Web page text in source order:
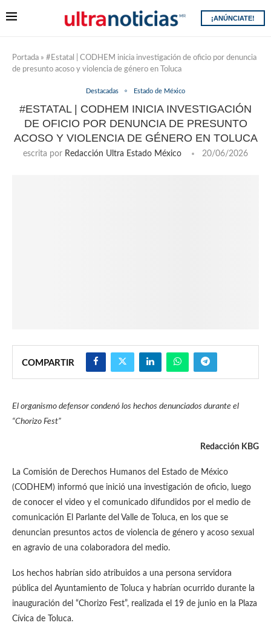
¡ANÚNCIATE!
Portada » #Estatal | CODHEM inicia investigación de oficio por denuncia
de presunto acoso y violencia de género en Toluca
Destacadas Estado de México
#ESTATAL | CODHEM INICIA INVESTIGACIÓN
DE OFICIO POR DENUNCIA DE PRESUNTO
ACOSO Y VIOLENCIA DE GÉNERO EN TOLUCA
escrita por Redacción Ultra Estado México 20/06/2026
COMPARTIR
El organismo defensor condenó los hechos denunciados durante el
“Chorizo Fest”
Redacción KBG
La Comisión de Derechos Humanos del Estado de México
(CODHEM) informó que inició una investigación de oficio, luego
de conocer el video y el comunicado difundidos por el medio de
comunicación El Parlante del Valle de Toluca, en los que se
denuncian presuntos actos de violencia de género y acoso sexual
en agravio de una colaboradora del medio.
Los hechos habrían sido atribuidos a una persona servidora
pública del Ayuntamiento de Toluca y habrían ocurrido durante la
inauguración del “Chorizo Fest”, realizada el 19 de junio en la Plaza
Cívica de Toluca.